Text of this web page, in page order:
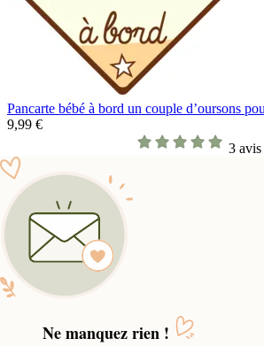
Pancarte bébé à bord un couple d’oursons
9,99 €
3 avis
Ne manquez rien !